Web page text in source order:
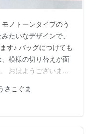
ノトーンタイプのう
たいなデザインで、
す♪ バッグにつけても
模様の切り替えが面
おはようございま
くなって色違いも作
一気にかわいい雰囲
涼しげで良い感じで
、裏布で遊んでみまし
さこぐま